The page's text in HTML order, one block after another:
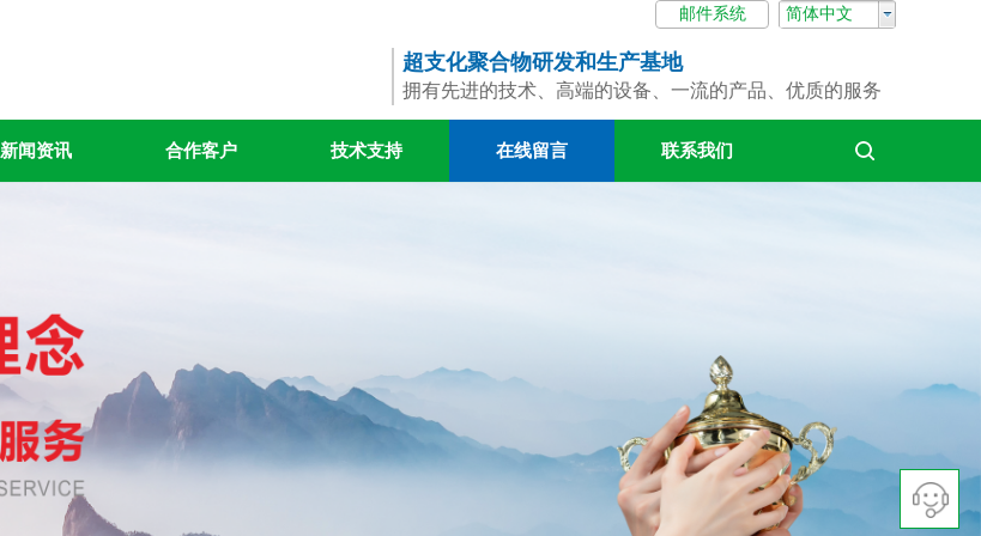
简体中文
超支化聚合物研发和生产基地
拥有先进的技术、高端的设备、一流的产品、优质的服务
邮件系统
新闻资讯 合作客户 技术支持 在线留言 联系我们